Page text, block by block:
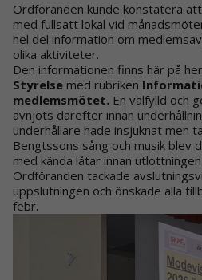
Ordföranden kunde konstatera
med fullsatt lokal vid
hel del information om
olika aktiviteter.
Den informationen finns här på
Styrelse med rubriken
medlemsmötet. En välfylld och
avnjöts därefter innan
underhållare hade insjuknat men
Bengtssons sång och musik blev
med kända låtar innan
Ordföranden tackade
uppslutningen och önskade alla
febr.